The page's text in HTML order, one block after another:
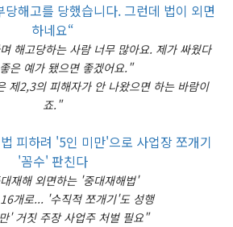
해고를 당했습니다. 그런데 법이 외면
하네요“
해고당하는 사람 너무 많아요. 제가 싸웠다
은 예가 됐으면 좋겠어요."
제2,3의 피해자가 안 나왔으면 하는 바람이
죠."
피하려 '5인 미만'으로 사업장 쪼개기
'꼼수' 판친다
재해 외면하는 '중대재해법'
개로... '수직적 쪼개기'도 성행
' 거짓 주장 사업주 처벌 필요"